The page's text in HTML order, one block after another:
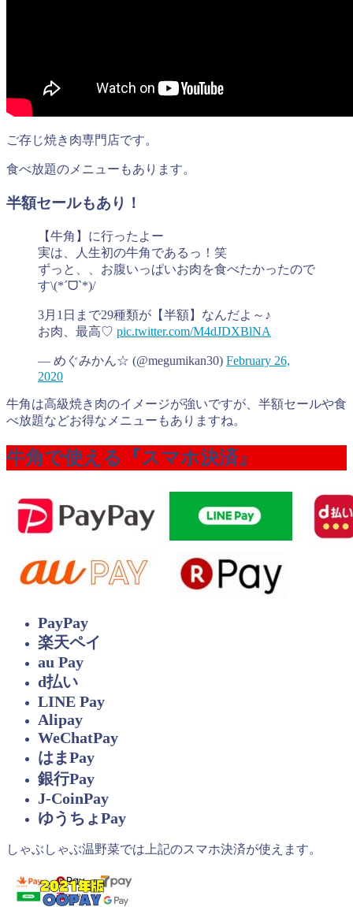
ご存じ焼き肉専門店です。
食べ放題のメニューもあります。
半額セールもあり！
【牛角】に行ったよー
実は、人生初の牛角であるっ！笑
ずっと、、お腹いっぱいお肉を食べたかったので
す\(*ˊᗜˋ*)/
3月1日まで29種類が【半額】なんだよ～♪
お肉、最高♡ pic.twitter.com/M4dJDXBlNA
— めぐみかん☆ (@megumikan30) February 26,
2020
牛角は高級焼き肉のイメージが強いですが、半額セールや食
べ放題などお得なメニューもありますね。
牛角で使える『スマホ決済』
PayPay
楽天ペイ
au Pay
d払い
LINE Pay
Alipay
WeChatPay
はまPay
銀行Pay
J-CoinPay
ゆうちょPay
しゃぶしゃぶ温野菜では上記のスマホ決済が使えます。